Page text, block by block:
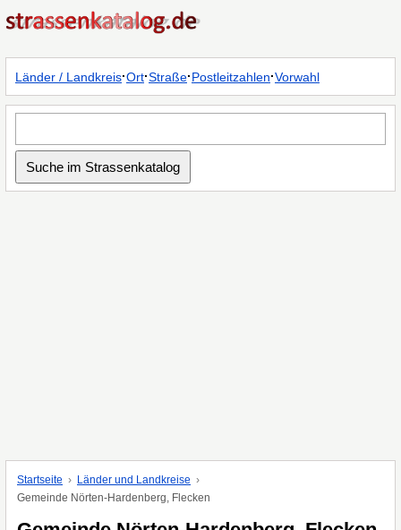
Länder / Landkreis·Ort·Straße·Postleitzahlen·Vorwahl
Startseite
Länder und Landkreise
Gemeinde Nörten-Hardenberg, Flecken